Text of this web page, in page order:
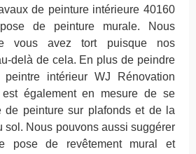
de peinture intérieure 40160
de peinture murale. Nous
vous avez tort puisque nos
delà de cela. En plus de peindre
peintre intérieur WJ Rénovation
également en mesure de se
de peinture sur plafonds et de la
sol. Nous pouvons aussi suggérer
pose de revêtement mural et